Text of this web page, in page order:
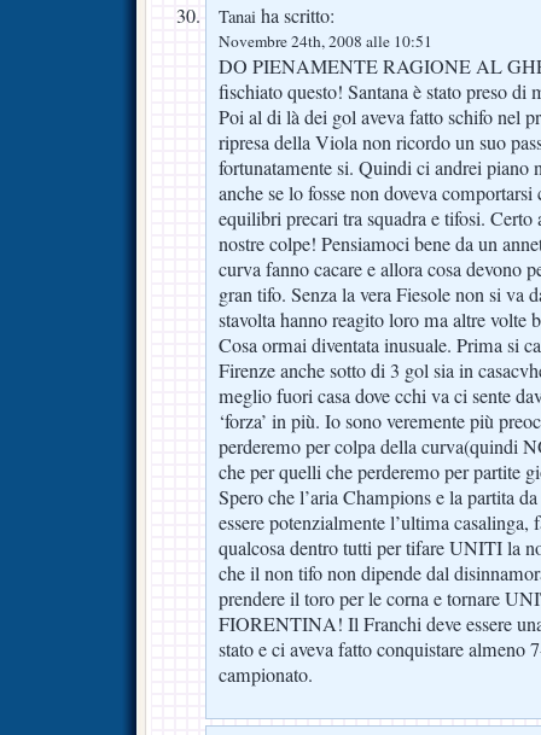
Tanai ha scritto:
Novembre 24th, 2008 alle 10:51
DO PIENAMENTE RAGIONE AL
fischiato questo! Santana è stato preso
Poi al di là dei gol aveva fatto schifo nel
ripresa della Viola non ricordo un suo
fortunatamente si. Quindi ci andrei piano
anche se lo fosse non doveva
equilibri precari tra squadra e tifosi. Certo
nostre colpe! Pensiamoci bene da un
curva fanno cacare e allora cosa devono
gran tifo. Senza la vera Fiesole non si va
stavolta hanno reagito loro ma altre volte
Cosa ormai diventata inusuale. Prima si
Firenze anche sotto di 3 gol sia in
meglio fuori casa dove cchi va ci sente
‘forza’ in più. Io sono veremente più
perderemo per colpa della curva(quindi
che per quelli che perderemo per partite
Spero che l’aria Champions e la partita
essere potenzialmente l’ultima casalinga,
qualcosa dentro tutti per tifare UNITI la
che il non tifo non dipende dal
prendere il toro per le corna e tornare
FIORENTINA! Il Franchi deve essere
stato e ci aveva fatto conquistare almeno
campionato.